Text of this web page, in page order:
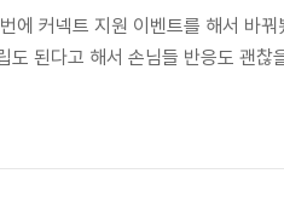
에 커넥트 지원 이벤트를 해서 바
된다고 해서 손님들 반응도 괜